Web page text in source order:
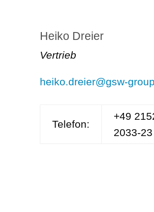
Heiko Dreier
Vertrieb
heiko.dreier@gsw-
Telefon:
+49
2033-23